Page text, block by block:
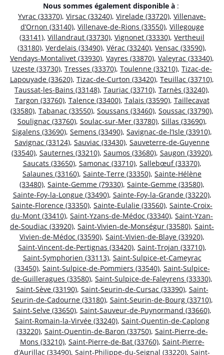
Nous sommes également disponible à :
Yvrac (33370), Virsac (33240), Virelade (33720), Villenave-
d’Ornon (33140), Villenave-de-Rions (33550), Villegouge
(33141), Villandraut (33730), Vignonet (33330), Vertheuil
(33180), Verdelais (33490), Vérac (33240), Vensac (33590),
Vendays-Montalivet (33930), Vayres (33870), Valeyrac (33340),
Uzeste (33730), Tresses (33370), Toulenne (33210), Tizac-de-
Lapouyade (33620), Tizac-de-Curton (33420), Teuillac (33710),
Taussat-les-Bains (33148), Tauriac (33710), Tarnès (33240),
Targon (33760), Talence (33400), Talais (33590), Taillecavat
(33580), Tabanac (33550), Soussans (33460), Soussac (33790),
Soulignac (33760), Soulac-sur-Mer (33780), Sillas (33690),
Sigalens (33690), Semens (33490), Savignac-de-l’Isle (33910),
Savignac (33124), Sauviac (33430), Sauveterre-de-Guyenne
(33540), Sauternes (33210), Saumos (33680), Saugon (33920),
Saucats (33650), Samonac (33710), Sallebœuf (33370),
Salaunes (33160), Sainte-Terre (33350), Sainte-Hélène
(33480), Sainte-Gemme (79330), Sainte-Gemme (33580),
Sainte-Foy-la-Longue (33490), Sainte-Foy-la-Grande (33220),
Sainte-Florence (33350), Sainte-Eulalie (33560), Sainte-Croix-
du-Mont (33410), Saint-Yzans-de-Médoc (33340), Saint-Yzan-
de-Soudiac (33920), Saint-Vivien-de-Monségur (33580), Saint-
Vivien-de-Médoc (33590), Saint-Vivien-de-Blaye (33920),
Saint-Vincent-de-Pertignas (33420), Saint-Trojan (33710),
Saint-Symphorien (33113), Saint-Sulpice-et-Cameyrac
(33450), Saint-Sulpice-de-Pommiers (33540), Saint-Sulpice-
de-Guilleragues (33580), Saint-Sulpice-de-Faleyrens (33330),
Saint-Sève (33190), Saint-Seurin-de-Cursac (33390), Saint-
Seurin-de-Cadourne (33180), Saint-Seurin-de-Bourg (33710),
Saint-Selve (33650), Saint-Sauveur-de-Puynormand (33660),
Saint-Romain-la-Virvée (33240), Saint-Quentin-de-Caplong
(33220), Saint-Quentin-de-Baron (33750), Saint-Pierre-de-
Mons (33210), Saint-Pierre-de-Bat (33760), Saint-Pierre-
d’Aurillac (33490), Saint-Philippe-du-Seignal (33220), Saint-